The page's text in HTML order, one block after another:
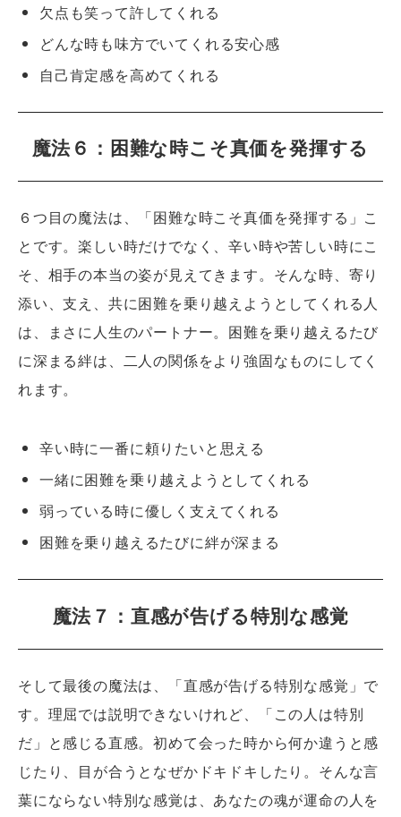
欠点も笑って許してくれる
どんな時も味方でいてくれる安心感
自己肯定感を高めてくれる
魔法６：困難な時こそ真価を発揮する
６つ目の魔法は、「困難な時こそ真価を発揮する」こ
とです。楽しい時だけでなく、辛い時や苦しい時にこ
そ、相手の本当の姿が見えてきます。そんな時、寄り
添い、支え、共に困難を乗り越えようとしてくれる人
は、まさに人生のパートナー。困難を乗り越えるたび
に深まる絆は、二人の関係をより強固なものにしてく
れます。
辛い時に一番に頼りたいと思える
一緒に困難を乗り越えようとしてくれる
弱っている時に優しく支えてくれる
困難を乗り越えるたびに絆が深まる
魔法７：直感が告げる特別な感覚
そして最後の魔法は、「直感が告げる特別な感覚」で
す。理屈では説明できないけれど、「この人は特別
だ」と感じる直感。初めて会った時から何か違うと感
じたり、目が合うとなぜかドキドキしたり。そんな言
葉にならない特別な感覚は、あなたの魂が運命の人を